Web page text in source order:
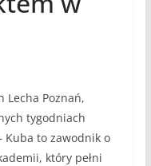
Poznań,
tygodniach
Kuba to zawodnik o
który pełni